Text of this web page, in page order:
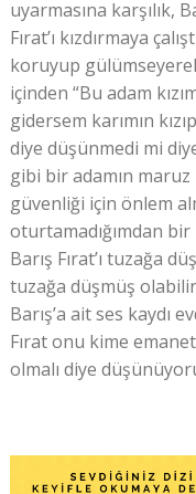
uyarmasına karşılık,
Fırat’ı kızdırmaya
koruyup
içinden “Bu adam
gidersem karımın
diye düşünmedi mi
gibi bir adamın
güvenliği için önlem
oturtamadığımdan
Barış Fırat’ı tuzağa
tuzağa düşmüş
Barış’a ait ses kaydı
Fırat onu kime
olmalı diye